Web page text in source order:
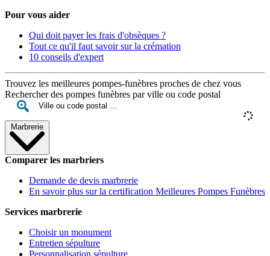
Pour vous aider
Qui doit payer les frais d'obsèques ?
Tout ce qu'il faut savoir sur la crémation
10 conseils d'expert
Trouvez les meilleures pompes-funèbres proches de chez vous
Rechercher des pompes funèbres par ville ou code postal
Marbrerie
Comparer les marbriers
Demande de devis marbrerie
En savoir plus sur la certification Meilleures Pompes Funèbres
Services marbrerie
Choisir un monument
Entretien sépulture
Personnalisation sépulture